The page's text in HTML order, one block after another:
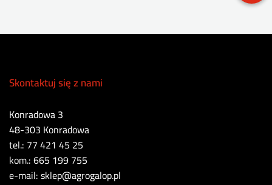
Skontaktuj się z nami
Konradowa 3
48-303 Konradowa
tel.: 77 421 45 25
kom.: 665 199 755
e-mail: sklep@agrogalop.pl